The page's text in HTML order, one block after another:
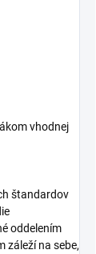
vhodnej
štandardov
oddelením
záleží na sebe,